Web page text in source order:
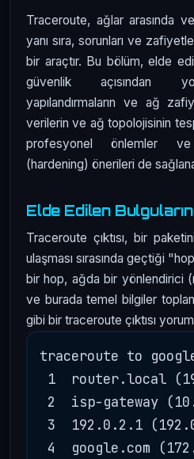
Traceroute, ağlar arasında
yanı sıra, sorunları ve
bir araçtır. Bu bölüm, elde
güvenlik açısından
yapılandırmaların ve ağ
verilerin ve ağ topolojisinin
profesyonel önlemler
(hardening) önerileri de
Elde Edilen
Traceroute çıktısı, bir
ulaşması sırasında geçtiği
bir hop, ağda bir yönlendirici
ve burada temel bilgiler
gibi bir traceroute çıktısı
traceroute to
1  router.local
2  isp-gateway
3  192.0.2.1